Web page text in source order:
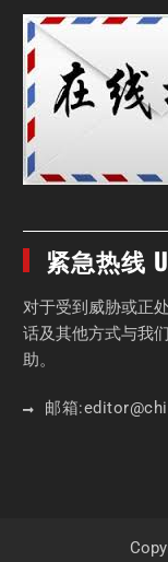
紧急热线
对于受到威胁或正
话及其他方式与我
助。
邮箱:editor